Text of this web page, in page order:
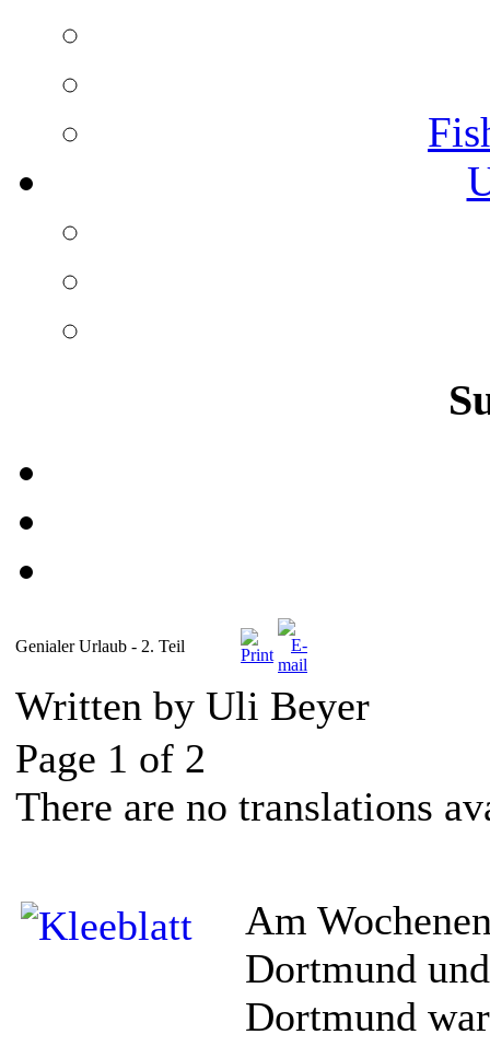
Genialer Urlaub - 2. Teil
Written by Uli Beyer
Page 1 of 2
There are no translations
Am
Dortmund
Dortmund